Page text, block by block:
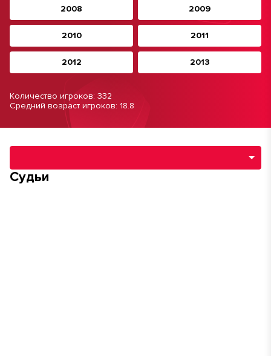
2008 2009
2010 2011
2012 2013
Количество игроков: 332
Средний возраст игроков: 18.8
Навигация по разделам турнира
Судьи